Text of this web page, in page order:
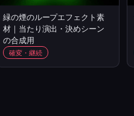
緑の煙のループエフェクト素
材｜当たり演出・決めシーン
の合成用
確変・継続